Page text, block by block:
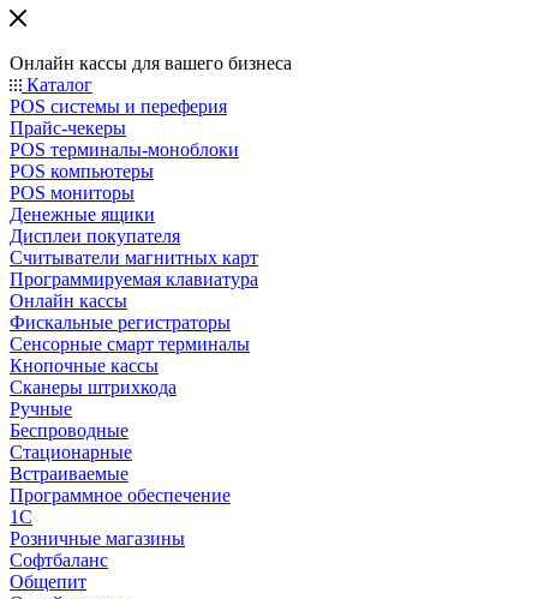
Онлайн кассы для вашего бизнеса
Каталог
POS системы и переферия
Прайс-чекеры
POS терминалы-моноблоки
POS компьютеры
POS мониторы
Денежные ящики
Дисплеи покупателя
Считыватели магнитных карт
Программируемая клавиатура
Онлайн кассы
Фискальные регистраторы
Сенсорные смарт терминалы
Кнопочные кассы
Сканеры штрихкода
Ручные
Беспроводные
Стационарные
Встраиваемые
Программное обеспечение
1С
Розничные магазины
Софтбаланс
Общепит